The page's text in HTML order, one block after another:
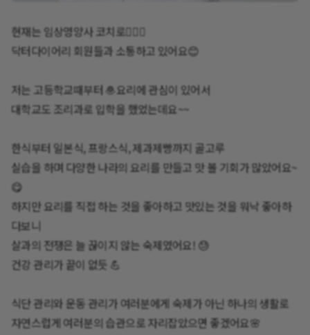
현재는 임상영양사 코치로👩🏻‍⚕️
닥터다이어리 회원들과 소통하고 있어요😊
저는 고등학교때부터 🧆요리에 관심이 있어서
대학교도 조리과로 입학을 했었는데요~~
한식부터 일본식, 프랑스식, 제과제빵까지 골고루
실습을 하며 다양한 나라의 요리를 만들고 맛 볼 기회가 많았어요~
😋
하지만 요리를 직접 하는 것을 좋아하고 맛있는 것을 워낙 좋아하
다보니
살과의 전쟁은 늘 끊이지 않는 숙제였어요! 😓
건강 관리가 끝이 없듯 💪
식단 관리와 운동 관리가 여러분에게 숙제가 아닌 하나의 생활로
자연스럽게 여러분의 습관으로 자리잡았으면 좋겠어요🌸